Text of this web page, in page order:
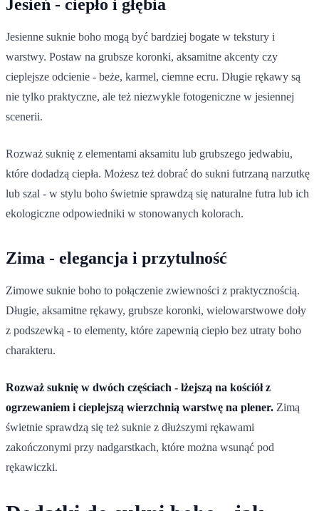
Jesień - ciepło i głębia
Jesienne suknie boho mogą być bardziej bogate w tekstury i
warstwy. Postaw na grubsze koronki, aksamitne akcenty czy
cieplejsze odcienie - beże, karmel, ciemne ecru. Długie rękawy są
nie tylko praktyczne, ale też niezwykle fotogeniczne w jesiennej
scenerii.
Rozważ suknię z elementami aksamitu lub grubszego jedwabiu,
które dodadzą ciepła. Możesz też dobrać do sukni futrzaną narzutkę
lub szal - w stylu boho świetnie sprawdzą się naturalne futra lub ich
ekologiczne odpowiedniki w stonowanych kolorach.
Zima - elegancja i przytulność
Zimowe suknie boho to połączenie zwiewności z praktycznością.
Długie, aksamitne rękawy, grubsze koronki, wielowarstwowe doły
z podszewką - to elementy, które zapewnią ciepło bez utraty boho
charakteru.
Rozważ suknię w dwóch częściach - lżejszą na kościół z
ogrzewaniem i cieplejszą wierzchnią warstwę na plener. Zimą
świetnie sprawdzą się też suknie z dłuższymi rękawami
zakończonymi przy nadgarstkach, które można wsunąć pod
rękawiczki.